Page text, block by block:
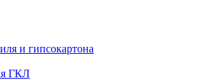
и гипсокартона
ГКЛ